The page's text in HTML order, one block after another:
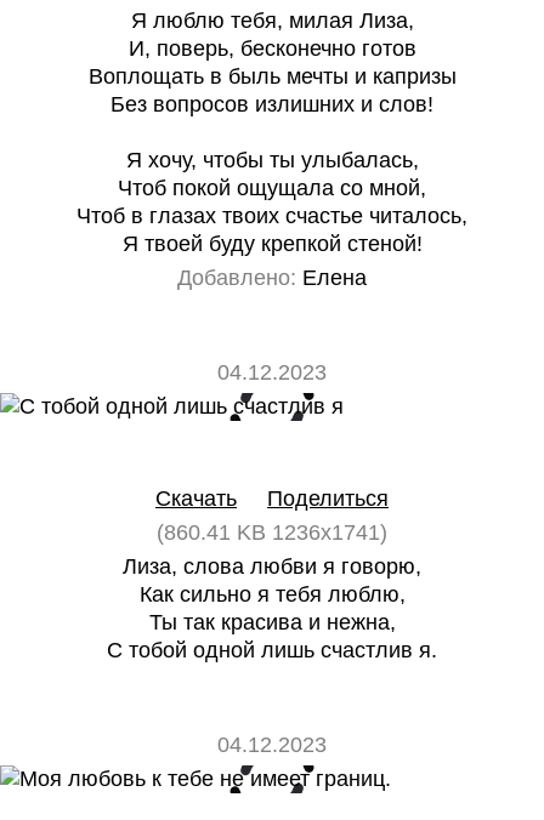
Я люблю тебя, милая Лиза,
И, поверь, бесконечно готов
Воплощать в быль мечты и капризы
Без вопросов излишних и слов!
Я хочу, чтобы ты улыбалась,
Чтоб покой ощущала со мной,
Чтоб в глазах твоих счастье читалось,
Я твоей буду крепкой стеной!
Добавлено: Елена
04.12.2023
Скачать
Поделиться
(860.41 KB 1236x1741)
Лиза, слова любви я говорю,
Как сильно я тебя люблю,
Ты так красива и нежна,
С тобой одной лишь счастлив я.
04.12.2023